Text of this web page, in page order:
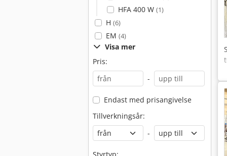
HFA 400 W (1)
H (6)
EM (4)
Visa mer
Pris:
-
Endast med prisangivelse
Tillverkningsår:
-